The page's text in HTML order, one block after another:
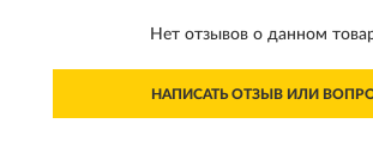
Нет отзывов о данном
НАПИСАТЬ ОТЗЫВ ИЛИ